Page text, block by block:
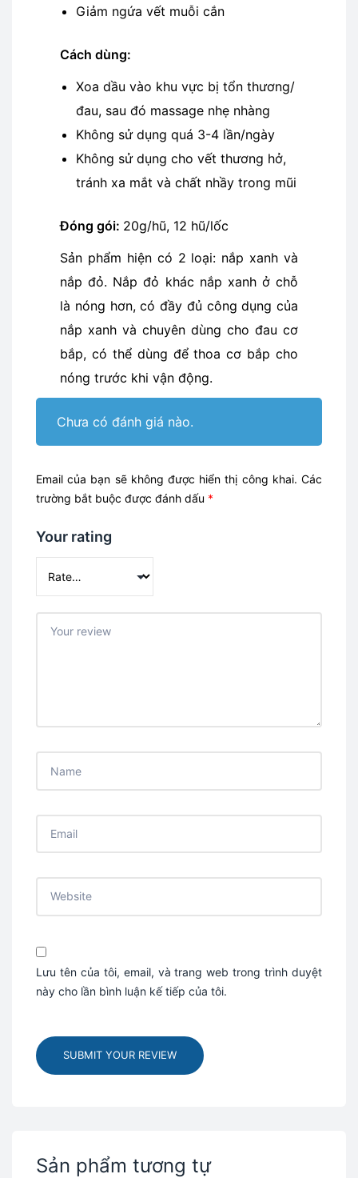
Giảm ngứa vết muỗi cắn
Cách dùng:
Xoa dầu vào khu vực bị tổn thương/
đau, sau đó massage nhẹ nhàng
Không sử dụng quá 3-4 lần/ngày
Không sử dụng cho vết thương hở,
tránh xa mắt và chất nhầy trong mũi
Đóng gói: 20g/hũ, 12 hũ/lốc
Sản phẩm hiện có 2 loại: nắp xanh và
nắp đỏ. Nắp đỏ khác nắp xanh ở chỗ
là nóng hơn, có đầy đủ công dụng của
nắp xanh và chuyên dùng cho đau cơ
bắp, có thể dùng để thoa cơ bắp cho
nóng trước khi vận động.
Chưa có đánh giá nào.
Email của bạn sẽ không được hiển thị công khai. Các
trường bắt buộc được đánh dấu *
Your rating
Lưu tên của tôi, email, và trang web trong trình duyệt
này cho lần bình luận kế tiếp của tôi.
SUBMIT YOUR REVIEW
Sản phẩm tương tự